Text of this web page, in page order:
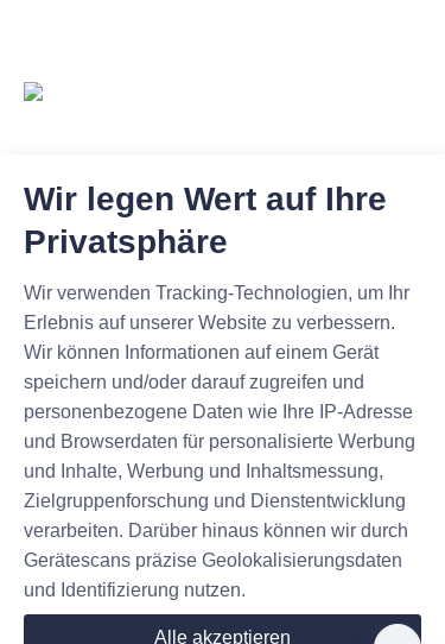
Hinterlassen Sie Ihre
Informationen und wir werden Sie
kontaktieren.
Wir legen Wert auf Ihre
Privatsphäre
Wir verwenden Tracking-Technologien, um Ihr
Erlebnis auf unserer Website zu verbessern.
Wir können Informationen auf einem Gerät
speichern und/oder darauf zugreifen und
personenbezogene Daten wie Ihre IP-Adresse
und Browserdaten für personalisierte Werbung
und Inhalte, Werbung und Inhaltsmessung,
Zielgruppenforschung und Dienstentwicklung
verarbeiten. Darüber hinaus können wir durch
Gerätescans präzise Geolokalisierungsdaten
und Identifizierung nutzen.
Alle akzeptieren